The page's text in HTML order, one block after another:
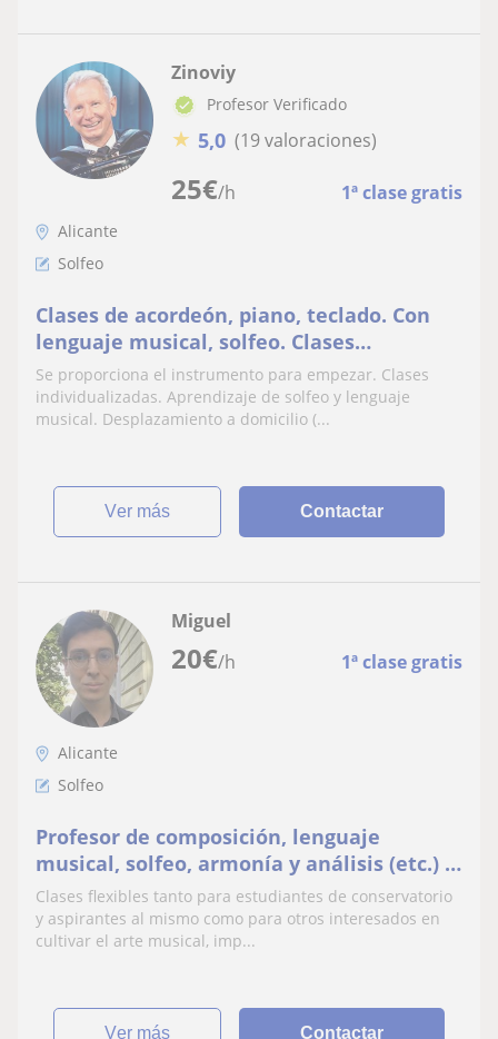
25€/h 1ª clase gratis
Zinoviy
Profesor Verificado
★ 5,0 (19 valoraciones)
Alicante
Solfeo
Clases de acordeón, piano, teclado. Con
lenguaje musical, solfeo. Clases
personalizadas. Para todas las edades
Se proporciona el instrumento para empezar. Clases
individualizadas. Aprendizaje de solfeo y lenguaje
musical. Desplazamiento a domicilio (...
ver más Contactar
20€/h 1ª clase gratis
Miguel
Alicante
Solfeo
Profesor de composición, lenguaje
musical, solfeo, armonía y análisis (etc.) –
todas las edades y niveles
Clases flexibles tanto para estudiantes de conservatorio
y aspirantes al mismo como para otros interesados en
cultivar el arte musical, imp...
ver más Contactar